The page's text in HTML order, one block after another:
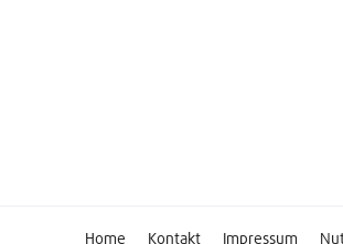
Home Kontakt Impressum